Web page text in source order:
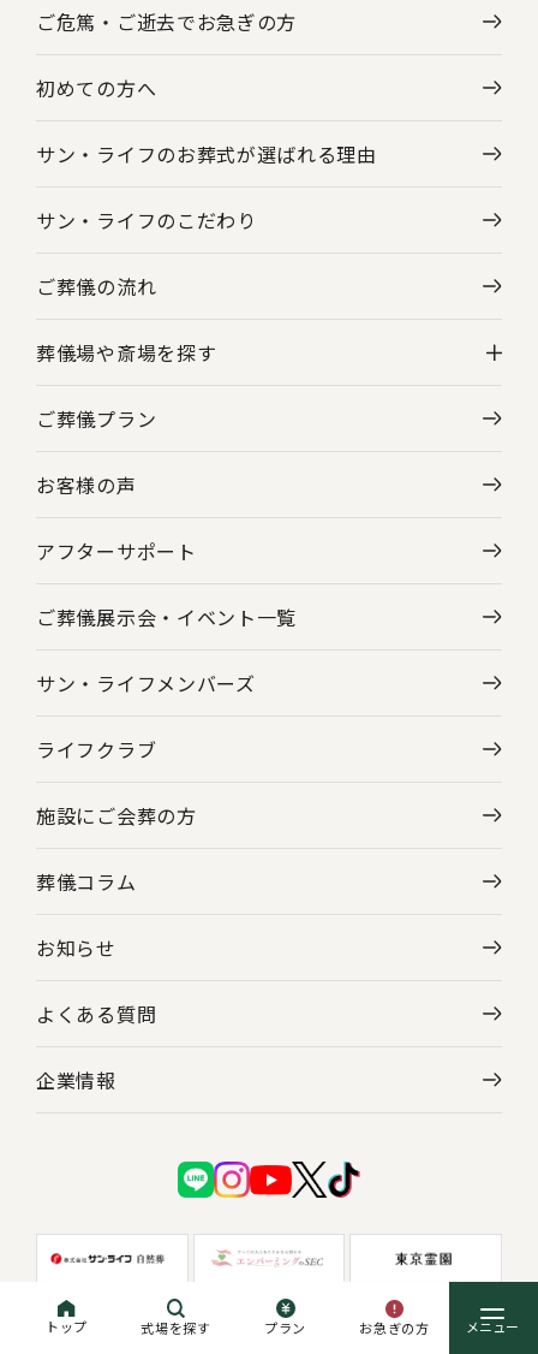
トップ 式場を探す プラン お急ぎの方
ご危篤・ご逝去でお急ぎの方
初めての方へ
サン・ライフのお葬式が選ばれる理由
サン・ライフのこだわり
ご葬儀の流れ
葬儀場や斎場を探す
神奈川県の葬儀場・斎場一覧
東京都の葬儀場・斎場一覧
ご葬儀プラン
お客様の声
アフターサポート
ご葬儀展示会・ イベント一覧
サン・ライフメンバーズ
ライフクラブ
施設にご会葬の方
葬儀コラム
お知らせ
よくある質問
企業情報